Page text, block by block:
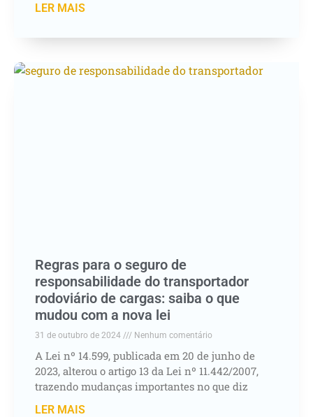
LER MAIS
Regras para o seguro de
responsabilidade do transportador
rodoviário de cargas: saiba o que
mudou com a nova lei
31 de outubro de 2024 Nenhum comentário
A Lei nº 14.599, publicada em 20 de junho de
2023, alterou o artigo 13 da Lei nº 11.442/2007,
trazendo mudanças importantes no que diz
LER MAIS